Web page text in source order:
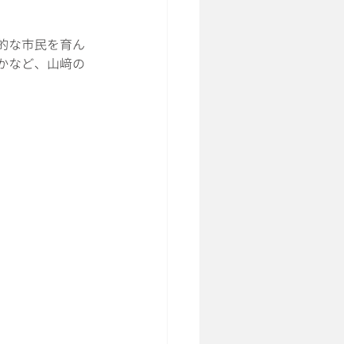
な市民を育ん
など、山﨑の